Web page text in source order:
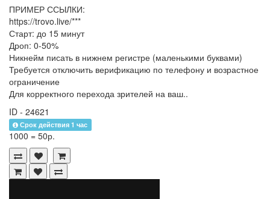
ПРИМЕР ССЫЛКИ:
https://trovo.live/***
Старт: до 15 минут
Дроп: 0-50%
Никнейм писать в нижнем регистре (маленькими буквами)
Требуется отключить верификацию по телефону и возрастное
ограничение
Для корректного перехода зрителей на ваш..
ID - 24621
Срок действия 1 час
1000 = 50р.